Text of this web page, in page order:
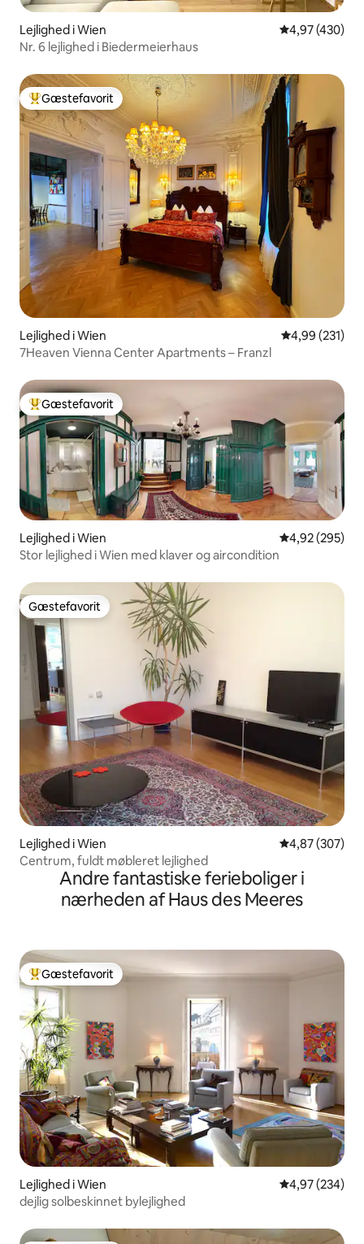
Lejlighed i Wien 4,97 ud af 5 i
4,97 (430)
Nr. 6 lejlighed i Biedermeierhaus
Bedste gæstefavorit
Gæstefavorit
Lejlighed i Wien 4,99 ud af 5 i
4,99 (231)
7Heaven Vienna Center Apartments – Franzl
Bedste gæstefavorit
Gæstefavorit
Lejlighed i Wien 4,92 ud af 5 i
4,92 (295)
Stor lejlighed i Wien med klaver og aircondition
Gæstefavorit
Gæstefavorit
Lejlighed i Wien 4,87 ud af 5 i
4,87 (307)
Centrum, fuldt møbleret lejlighed
Andre fantastiske ferieboliger i
nærheden af Haus des Meeres
Bedste gæstefavorit
Gæstefavorit
Lejlighed i Wien 4,97 ud af 5 i
4,97 (234)
dejlig solbeskinnet bylejlighed